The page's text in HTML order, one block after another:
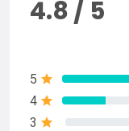
4.8 / 5
5
4
3